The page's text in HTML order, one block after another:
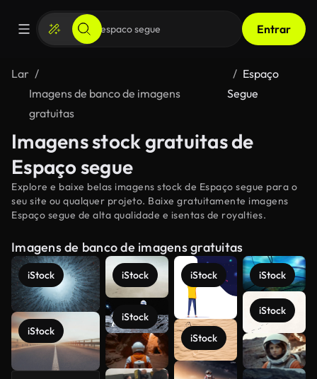
Entrar
Lar
Imagens de banco de imagens
gratuitas
Espaço
Segue
Imagens stock gratuitas de
Espaço segue
Explore e baixe belas imagens stock de Espaço segue para o
seu site ou qualquer projeto. Baixe gratuitamente imagens
Espaço segue de alta qualidade e isentas de royalties.
Imagens de banco de imagens gratuitas
iStock
iStock
iStock
iStock
iStock
iStock
iStock
iStock
Veja mais